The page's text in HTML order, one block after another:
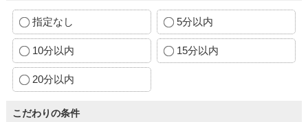
指定なし 5分以内
10分以内 15分以内
20分以内
こだわりの条件